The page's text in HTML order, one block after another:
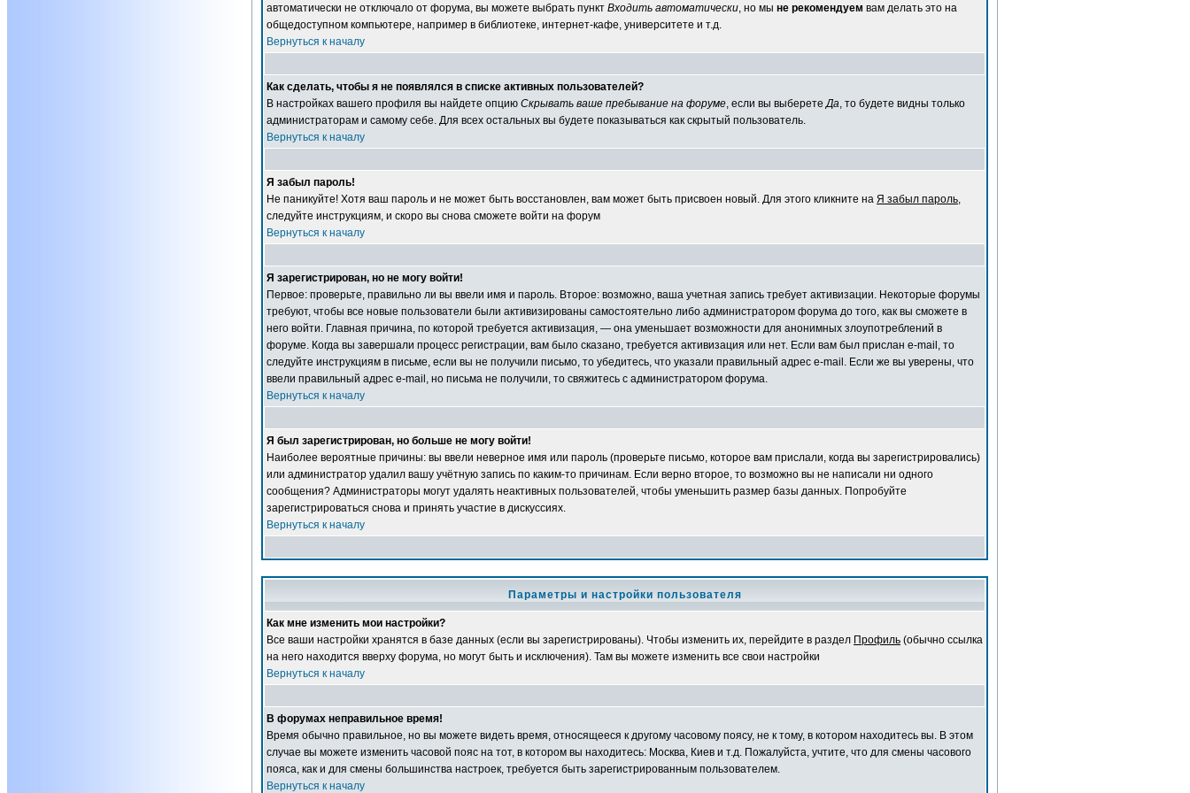
автоматически не отключало от форума, вы можете выбрать пункт Входить автоматически, но мы не рекомендуем вам делать это на
общедоступном компьютере, например в библиотеке, интернет-кафе, университете и т.д.
Вернуться к началу
Как сделать, чтобы я не появлялся в списке активных пользователей?
В настройках вашего профиля вы найдете опцию Скрывать ваше пребывание на форуме, если вы выберетеДа, то будете видны только
администраторам и самому себе. Для всех остальных вы будете показываться как скрытый пользователь.
Вернуться к началу
Я забыл пароль!
Не паникуйте! Хотя ваш пароль и не может быть восстановлен, вам может быть присвоен новый. Для этого кликните на Я забыл пароль,
следуйте инструкциям, и скоро вы снова сможете войти на форум
Вернуться к началу
Я зарегистрирован, но не могу войти!
Первое: проверьте, правильно ли вы ввели имя и пароль. Второе: возможно, ваша учетная запись требует активизации. Некоторые форумы
требуют, чтобы все новые пользователи были активизированы самостоятельно либо администратором форума до того, как вы сможете в
него войти. Главная причина, по которой требуется активизация, — она уменьшает возможности для анонимных злоупотреблений в
форуме. Когда вы завершали процесс регистрации, вам было сказано, требуется активизация или нет. Если вам был прислан e-mail, то
следуйте инструкциям в письме, если вы не получили письмо, то убедитесь, что указали правильный адрес e-mail. Если же вы уверены, что
ввели правильный адрес e-mail, но письма не получили, то свяжитесь с администратором форума.
Вернуться к началу
Я был зарегистрирован, но больше не могу войти!
Наиболее вероятные причины: вы ввели неверное имя или пароль (проверьте письмо, которое вам прислали, когда вы зарегистрировались)
или администратор удалил вашу учётную запись по каким-то причинам. Если верно второе, то возможно вы не написали ни одного
сообщения? Администраторы могут удалять неактивных пользователей, чтобы уменьшить размер базы данных. Попробуйте
зарегистрироваться снова и принять участие в дискуссиях.
Вернуться к началу
Параметры и настройки пользователя
Как мне изменить мои настройки?
Все ваши настройки хранятся в базе данных (если вы зарегистрированы). Чтобы изменить их, перейдите в раздел Профиль (обычно ссылка
на него находится вверху форума, но могут быть и исключения). Там вы можете изменить все свои настройки
Вернуться к началу
В форумах неправильное время!
Время обычно правильное, но вы можете видеть время, относящееся к другому часовому поясу, не к тому, в котором находитесь вы. В этом
случае вы можете изменить часовой пояс на тот, в котором вы находитесь: Москва, Киев и т.д. Пожалуйста, учтите, что для смены часового
пояса, как и для смены большинства настроек, требуется быть зарегистрированным пользователем.
Вернуться к началу